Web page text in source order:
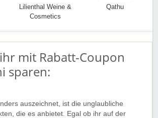
Lilienthal Weine &
Cosmetics
Qathu
mit Rabatt-Coupon
sparen:
auszeichnet, ist die unglaubliche
die es anbietet. Egal ob ihr auf der